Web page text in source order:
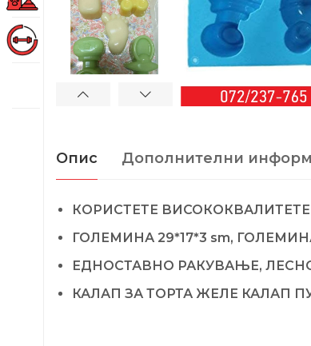
Опис Дополнителни
КОРИСТЕТЕ
ГОЛЕМИНА 29*17*3 sm,
ЕДНОСТАВНО РАКУВАЊЕ,
КАЛАП ЗА ТОРТА ЖЕЛЕ КАЛАП